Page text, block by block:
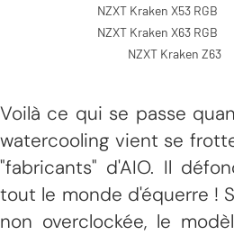
Voilà ce qui se passe
watercooling vient se
"fabricants" d'AIO. Il
tout le monde d'équerre !
non overclockée, le